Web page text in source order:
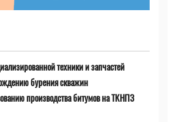
техники и запчастей
бурения скважин
производства битумов на ТКНПЗ